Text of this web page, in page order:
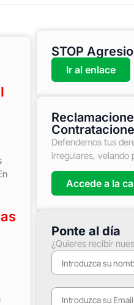
STOP
Ir al enlace
Defendemos tus
irregulares, velando
Accede a la
Ponte al día
¿Quieres recibir